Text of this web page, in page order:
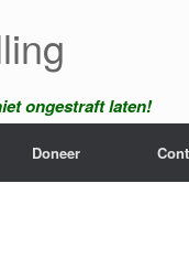
ongestraft laten!
Doneer